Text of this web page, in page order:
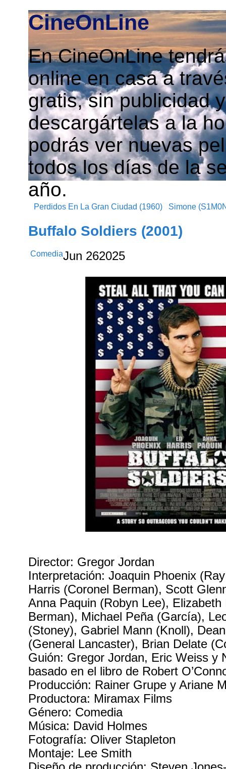
CineOnLine
En CineOnLine
online en casa a
gratis, sin publicidad
descargártelas a la
podrás ver nuevas
todos los días de la
año.
Perdidos En La Gran Ciudad (1960) Simone
Buffalo Soldiers (2001)
ComediaJun 262025
Director: Gregor Jordan
Interpretación: Joaquin Phoenix
Harris (Coronel Berman), Scott
Anna Paquin (Robyn Lee),
Berman), Michael Peña (García),
(Stoney), Gabriel Mann (Knoll),
(General Lancaster), Brian Delate
Guión: Gregor Jordan, Eric Weiss y
basado en el libro de Robert
Producción: Rainer Grupe y Ariane
Productora: Miramax Films
Género: Comedia
Música: David Holmes
Fotografía: Oliver Stapleton
Montaje: Lee Smith